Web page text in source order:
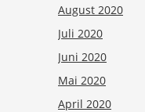
August 2020
Juli 2020
Juni 2020
Mai 2020
April 2020